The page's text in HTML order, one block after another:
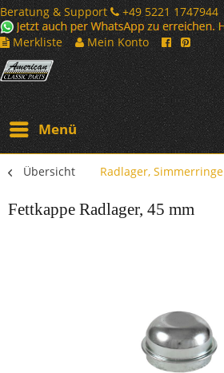
Beratung & Support
+49 5221 1747944
Merkliste
Mein Konto
Menü
Übersicht Radlager, Simmerringe
Fettkappe Radlager, 45 mm